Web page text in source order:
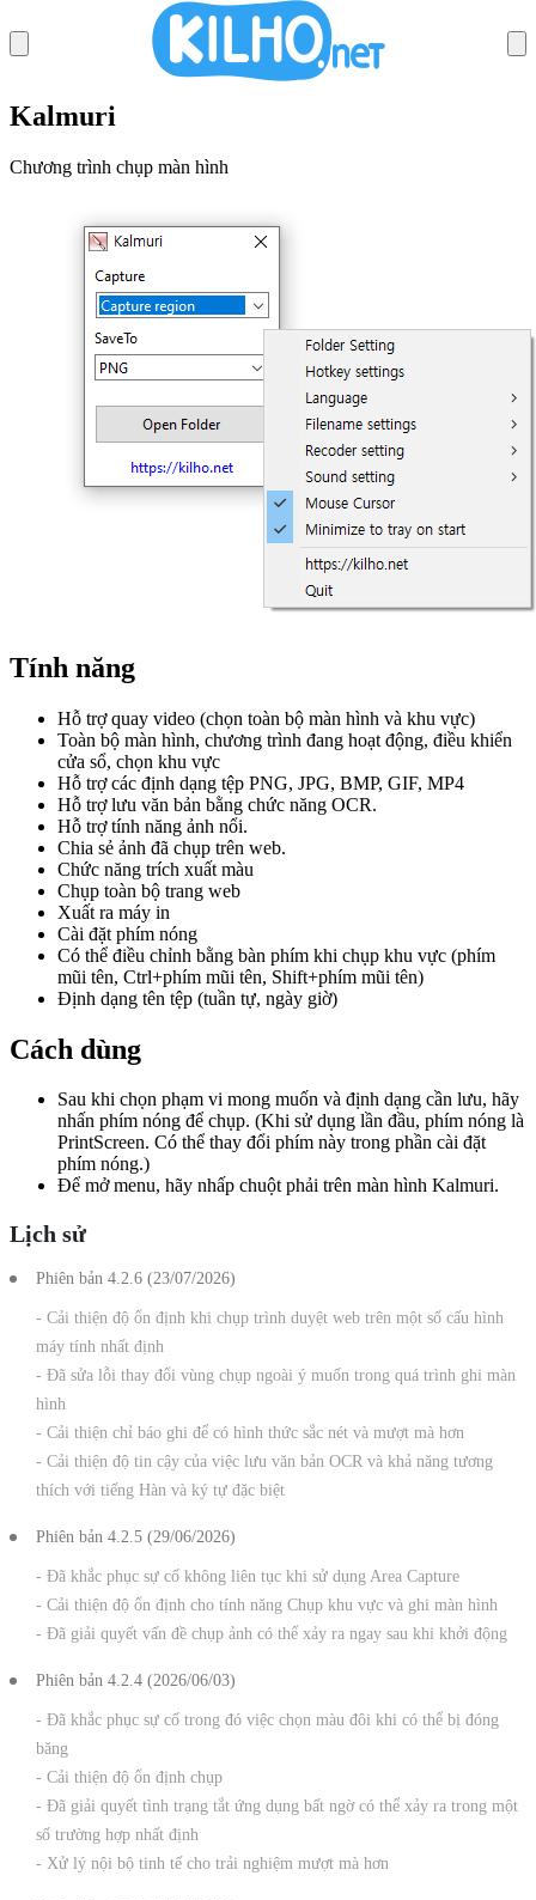
IMAGECONVERTER
STARTCLEANER
SECRETDNS
AUTOCLICK
KTIMER
IMGDB
Kalmuri
Chương trình chụp màn hình
Tính năng
Hỗ trợ quay video (chọn toàn bộ màn hình và khu vực)
Toàn bộ màn hình, chương trình đang hoạt động, điều khiển
cửa sổ, chọn khu vực
Hỗ trợ các định dạng tệp PNG, JPG, BMP, GIF, MP4
Hỗ trợ lưu văn bản bằng chức năng OCR.
Hỗ trợ tính năng ảnh nổi.
Chia sẻ ảnh đã chụp trên web.
Chức năng trích xuất màu
Chụp toàn bộ trang web
Xuất ra máy in
Cài đặt phím nóng
Có thể điều chỉnh bằng bàn phím khi chụp khu vực (phím
mũi tên, Ctrl+phím mũi tên, Shift+phím mũi tên)
Định dạng tên tệp (tuần tự, ngày giờ)
Cách dùng
Sau khi chọn phạm vi mong muốn và định dạng cần lưu, hãy
nhấn phím nóng để chụp. (Khi sử dụng lần đầu, phím nóng là
PrintScreen. Có thể thay đổi phím này trong phần cài đặt
phím nóng.)
Để mở menu, hãy nhấp chuột phải trên màn hình Kalmuri.
Lịch sử
Phiên bản 4.2.6 (23/07/2026)
- Cải thiện độ ổn định khi chụp trình duyệt web trên một số cấu hình
máy tính nhất định
- Đã sửa lỗi thay đổi vùng chụp ngoài ý muốn trong quá trình ghi màn
hình
- Cải thiện chỉ báo ghi để có hình thức sắc nét và mượt mà hơn
- Cải thiện độ tin cậy của việc lưu văn bản OCR và khả năng tương
thích với tiếng Hàn và ký tự đặc biệt
Phiên bản 4.2.5 (29/06/2026)
- Đã khắc phục sự cố không liên tục khi sử dụng Area Capture
- Cải thiện độ ổn định cho tính năng Chụp khu vực và ghi màn hình
- Đã giải quyết vấn đề chụp ảnh có thể xảy ra ngay sau khi khởi động
Phiên bản 4.2.4 (2026/06/03)
- Đã khắc phục sự cố trong đó việc chọn màu đôi khi có thể bị đóng
băng
- Cải thiện độ ổn định chụp
- Đã giải quyết tình trạng tắt ứng dụng bất ngờ có thể xảy ra trong một
số trường hợp nhất định
- Xử lý nội bộ tinh tế cho trải nghiệm mượt mà hơn